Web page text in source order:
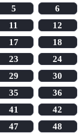
5
6
11
12
17
18
23
24
29
30
35
36
41
42
47
48